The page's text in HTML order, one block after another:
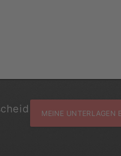
MEINE UNTERLAGEN